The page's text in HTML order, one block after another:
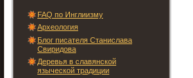
FAQ по Инглиизму
Археология
Блог писателя Станислава
Свиридова
Деревья в славянской
языческой традиции